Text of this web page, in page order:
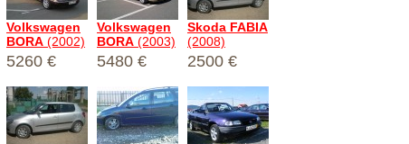
Volkswagen
BORA (2002)
5260 €
Volkswagen
BORA (2003)
5480 €
Skoda FABIA
(2008)
2500 €